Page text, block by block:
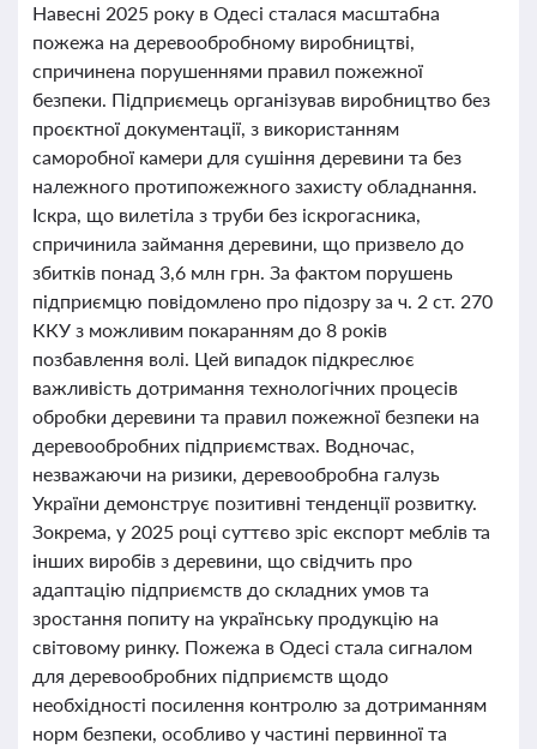
Навесні 2025 року в Одесі сталася масштабна
пожежа на деревообробному виробництві,
спричинена порушеннями правил пожежної
безпеки. Підприємець організував виробництво без
проєктної документації, з використанням
саморобної камери для сушіння деревини та без
належного протипожежного захисту обладнання.
Іскра, що вилетіла з труби без іскрогасника,
спричинила займання деревини, що призвело до
збитків понад 3,6 млн грн. За фактом порушень
підприємцю повідомлено про підозру за ч. 2 ст. 270
ККУ з можливим покаранням до 8 років
позбавлення волі. Цей випадок підкреслює
важливість дотримання технологічних процесів
обробки деревини та правил пожежної безпеки на
деревообробних підприємствах. Водночас,
незважаючи на ризики, деревообробна галузь
України демонструє позитивні тенденції розвитку.
Зокрема, у 2025 році суттєво зріс експорт меблів та
інших виробів з деревини, що свідчить про
адаптацію підприємств до складних умов та
зростання попиту на українську продукцію на
світовому ринку. Пожежа в Одесі стала сигналом
для деревообробних підприємств щодо
необхідності посилення контролю за дотриманням
норм безпеки, особливо у частині первинної та